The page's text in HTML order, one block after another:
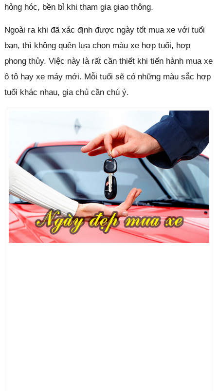
hỏng hóc, bền bỉ khi tham gia giao thông.
Ngoài ra khi đã xác định được ngày tốt mua xe với tuổi
bạn, thì không quên lựa chọn màu xe hợp tuổi, hợp
phong thủy. Việc này là rất cần thiết khi tiến hành mua xe
ô tô hay xe máy mới. Mỗi tuổi sẽ có những màu sắc hợp
tuổi khác nhau, gia chủ cần chú ý.